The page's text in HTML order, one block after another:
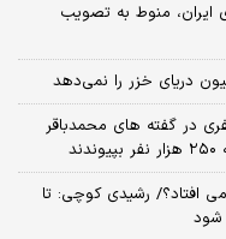
ایران، منوط به تصویب
دریای خزر را نمی‌دهد
و کیفری در گفته های محمدباقر
افتاد؟/ رشیدی کوچی: تا
شود